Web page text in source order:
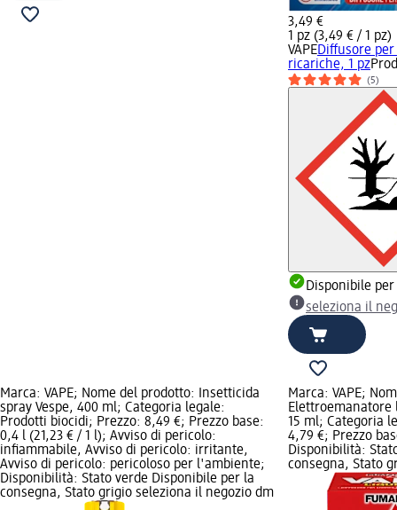
3,49 €
1 pz (3,49 € / 1 pz)
VAPEDiffusore
ricariche, 1 pz
(5)
Disponibile
seleziona il
Marca: VAPE; Nome del prodotto: Insetticida
spray Vespe, 400 ml; Categoria legale:
Prodotti biocidi; Prezzo: 8,49 €; Prezzo base:
0,4 l (21,23 € / 1 l); Avviso di pericolo:
infiammabile, Avviso di pericolo: irritante,
Avviso di pericolo: pericoloso per l'ambiente;
Disponibilità: Stato verde Disponibile per la
consegna, Stato grigio seleziona il negozio dm
Marca: VAPE;
15 ml; Categoria
4,79 €; Prezzo
Disponibilità:
consegna, Stato